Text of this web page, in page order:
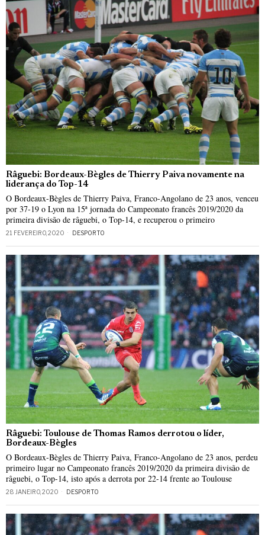
Râguebi: Bordeaux-Bègles de Thierry Paiva novamente na
liderança do Top-14
O Bordeaux-Bègles de Thierry Paiva, Franco-Angolano de 23 anos, venceu
por 37-19 o Lyon na 15ª jornada do Campeonato francês 2019/2020 da
primeira divisão de râguebi, o Top-14, e recuperou o primeiro
21 FEVEREIRO, 2020 DESPORTO
Râguebi: Toulouse de Thomas Ramos derrotou o líder,
Bordeaux-Bègles
O Bordeaux-Bègles de Thierry Paiva, Franco-Angolano de 23 anos, perdeu
primeiro lugar no Campeonato francês 2019/2020 da primeira divisão de
râguebi, o Top-14, isto após a derrota por 22-14 frente ao Toulouse
28 JANEIRO, 2020 DESPORTO